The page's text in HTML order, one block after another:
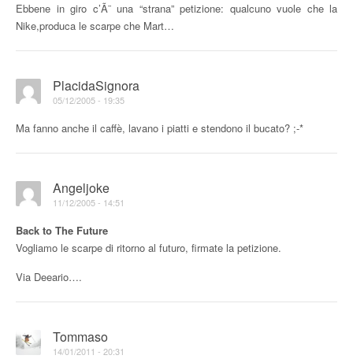
Ebbene in giro c’Ã¨ una “strana” petizione: qualcuno vuole che la
Nike,produca le scarpe che Mart…
PlacidaSignora
05/12/2005 - 19:35
Ma fanno anche il caffè, lavano i piatti e stendono il bucato? ;-*
Angeljoke
11/12/2005 - 14:51
Back to The Future
Vogliamo le scarpe di ritorno al futuro, firmate la petizione.
Via Deeario….
Tommaso
14/01/2011 - 20:31